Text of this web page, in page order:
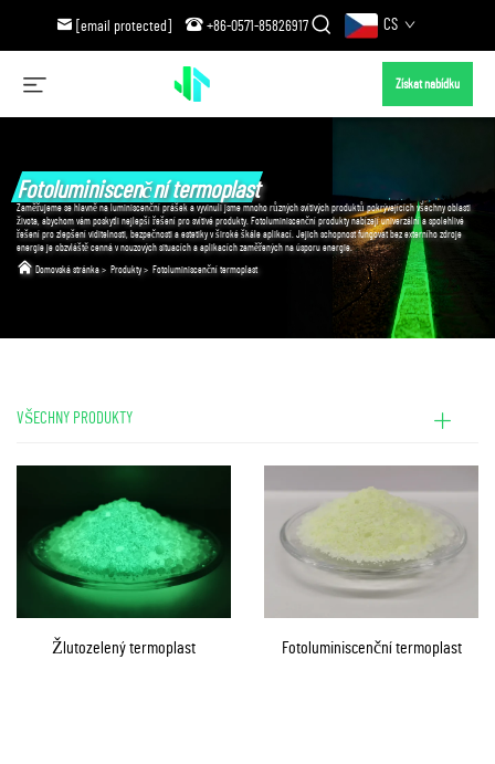
[email protected] +86-0571-85826917 CS
Získat nabídku
Fotoluminiscenční termoplast
Zaměřujeme se hlavně na luminiscenční prášek a vyvinuli jsme mnoho různých svítivých produktů pokrývajících všechny oblasti
života, abychom vám poskytli nejlepší řešení pro svítivé produkty. Fotoluminiscenční produkty nabízejí univerzální a spolehlivé
řešení pro zlepšení viditelnosti, bezpečnosti a estetiky v široké škále aplikací. Jejich schopnost fungovat bez externího zdroje
energie je obzvláště cenná v nouzových situacích a aplikacích zaměřených na úsporu energie.
Domovská stránka > Produkty > Fotoluminiscenční termoplast
VŠECHNY PRODUKTY
Žlutozelený termoplast Fotoluminiscenční termoplast